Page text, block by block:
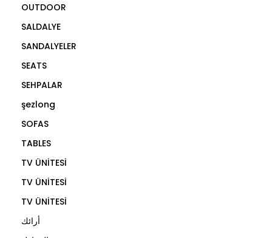
OUTDOOR
SALDALYE
SANDALYELER
SEATS
SEHPALAR
şezlong
SOFAS
TABLES
TV ÜNİTESİ
TV ÜNİTESİ
TV ÜNİTESİ
أرائك